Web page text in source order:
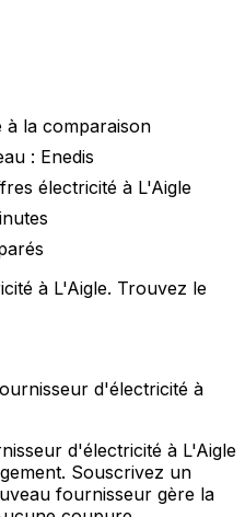
à la comparaison
: Enedis
électricité à L'Aigle
à L'Aigle. Trouvez le
d'électricité à
d'électricité à L'Aigle
Souscrivez un
fournisseur gère la